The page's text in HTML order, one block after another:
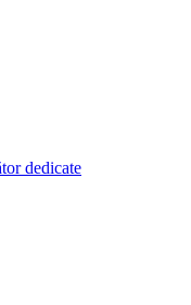
dedicate